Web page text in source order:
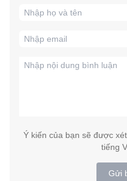
Ý kiến của bạn sẽ được
tiếng
Gửi